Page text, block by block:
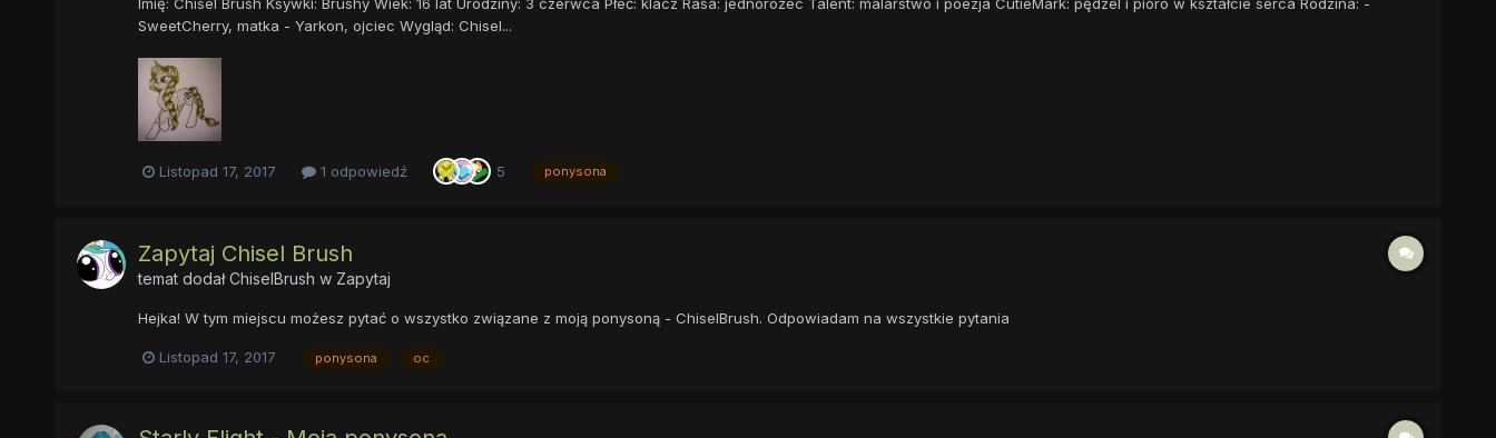
SweetCherry, matka - Yarkon, ojciec Wygląd: Chisel...
Listopad 17, 2017 1 odpowiedź 5 ponysona
Zapytaj Chisel Brush
temat dodałChiselBrush w Zapytaj
Hejka! W tym miejscu możesz pytać o wszystko związane z moją ponysoną - ChiselBrush. Odpowiadam na wszystkie pytania
Listopad 17, 2017 ponysona oc